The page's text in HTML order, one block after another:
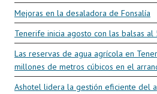
Mejoras en la desaladora de Fonsalía
Tenerife inicia agosto con las balsas al
Las reservas de agua agrícola en
millones de metros cúbicos en el
Ashotel lidera la gestión eficiente del